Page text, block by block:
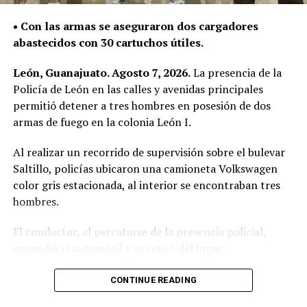
• Con las armas se aseguraron dos cargadores
abastecidos con 30 cartuchos útiles.
León, Guanajuato. Agosto 7, 2026.La presencia de la
Policía de León en las calles y avenidas principales
permitió detener a tres hombres en posesión de dos
armas de fuego en la colonia León I.
Al realizar un recorrido de supervisión sobre el bulevar
Saltillo, policías ubicaron una camioneta Volkswagen
color gris estacionada, al interior se encontraban tres
hombres.
El conductor, al percatarse de la presencia policial,
Al circular cerca del vehículo, los oficiales observaron a
simple vista botellas de cerveza, por lo que le indicaron
CONTINUE READING